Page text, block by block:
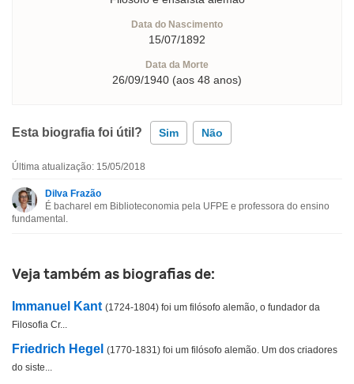
Data do Nascimento
15/07/1892
Data da Morte
26/09/1940 (aos 48 anos)
Esta biografia foi útil? Sim Não
Esta biografia não tem a informação que procuro
Última atualização: 15/05/2018
Dilva Frazão
É bacharel em Biblioteconomia pela UFPE e professora do ensino
fundamental.
Veja também as biografias de:
Immanuel Kant (1724-1804) foi um filósofo alemão, o fundador da
Filosofia Cr...
Friedrich Hegel (1770-1831) foi um filósofo alemão. Um dos criadores
do siste...